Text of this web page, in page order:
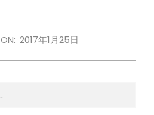
ON: 2017年1月25日